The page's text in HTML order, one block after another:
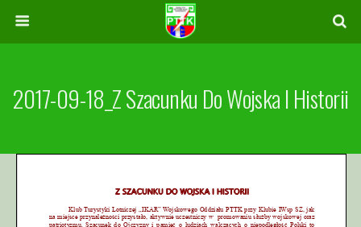
2017-09-18_Z Szacunku Do Wojska I Historii